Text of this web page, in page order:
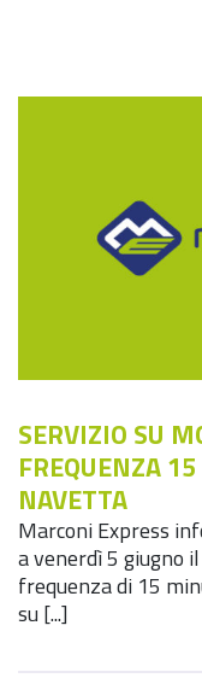
SERVIZIO SU
FREQUENZA
NAVETTA
Marconi Express
a venerdì 5 giugno
frequenza di 15
su [...]